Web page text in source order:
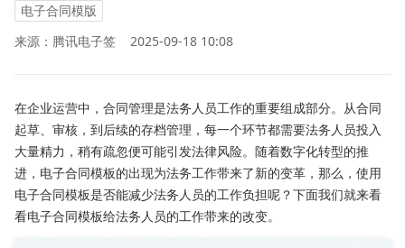
电子合同模版
来源：腾讯电子签
2025-09-18 10:08
在企业运营中，合同管理是法务人员工作的重要组成部分。从合同
起草、审核，到后续的存档管理，每一个环节都需要法务人员投入
大量精力，稍有疏忽便可能引发法律风险。随着数字化转型的推
进，电子合同模板的出现为法务工作带来了新的变革，那么，使用
电子合同模板是否能减少法务人员的工作负担呢？下面我们就来看
看电子合同模板给法务人员的工作带来的改变。